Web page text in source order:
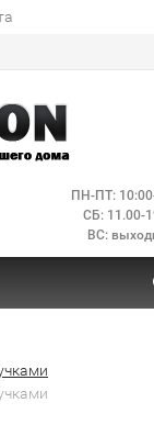
ПН-ПТ:
СБ: 11.00-
ВС: